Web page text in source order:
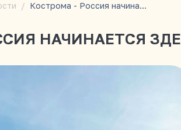
Кострома - Россия начинается здесь!
НАЧИНАЕТСЯ